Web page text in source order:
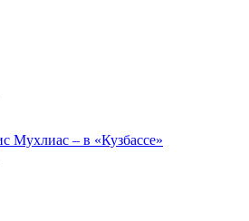
Мухлиас – в «Кузбассе»